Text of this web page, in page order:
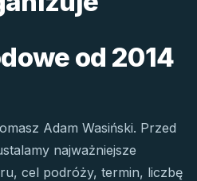
od 2014
Adam Wasiński. Przed
najważniejsze
cel podróży, termin, liczbę